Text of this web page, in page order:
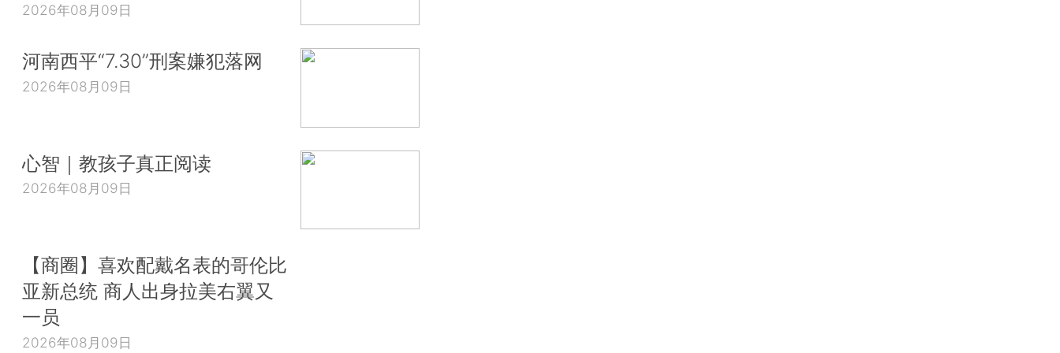
2026年08月09日
河南西平“7.30”刑案嫌犯落网
2026年08月09日
心智｜教孩子真正阅读
2026年08月09日
【商圈】喜欢配戴名表的哥伦比
亚新总统 商人出身拉美右翼又
一员
2026年08月09日